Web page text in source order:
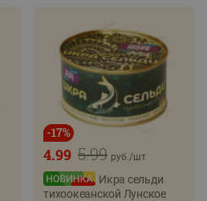
-17%
5.99
4.99 руб./шт
Икра сельди
тихоокеанской Лунское